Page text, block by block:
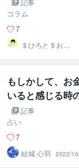
記事
コラム
7
＄ひろと＄お金
に愛されるマネ
ーサポーター
もしかして、お
いると感じる時
記事
占い
7
結城 心羽
2022/